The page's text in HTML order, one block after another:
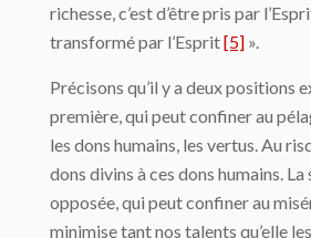
richesse, c’est d’être pris par
transformé par l’Esprit[5] ».
Précisons qu’il y a deux positions
première, qui peut confiner au
les dons humains, les vertus. Au
dons divins à ces dons humains.
opposée, qui peut confiner au
minimise tant nos talents qu’elle